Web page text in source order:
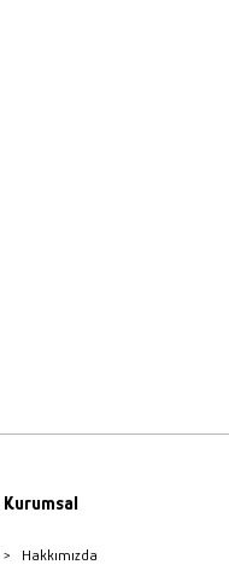
Kurumsal
Hakkımızda